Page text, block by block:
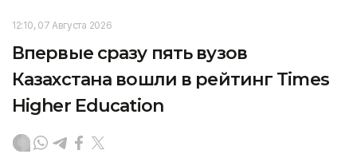
12:10, 07 Августа 2026
Впервые сразу пять вузов
Казахстана вошли в рейтинг Times
Higher Education